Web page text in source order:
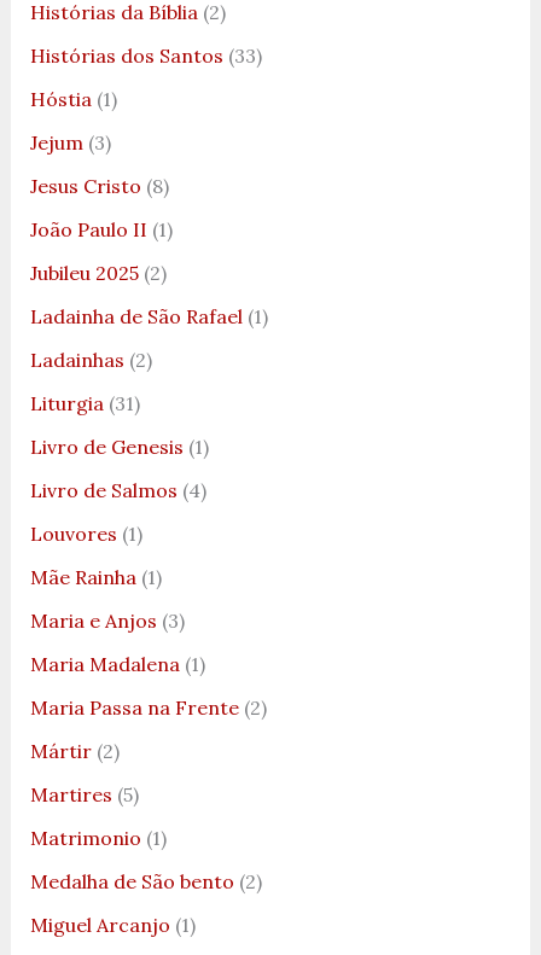
Histórias da Bíblia(2)
Histórias dos Santos (33)
Hóstia(1)
Jejum(3)
Jesus Cristo (8)
João Paulo II (1)
Jubileu 2025(2)
Ladainha de São Rafael(1)
Ladainhas (2)
Liturgia(31)
Livro de Genesis (1)
Livro de Salmos (4)
Louvores (1)
Mãe Rainha(1)
Maria e Anjos (3)
Maria Madalena(1)
Maria Passa na Frente(2)
Mártir(2)
Martires (5)
Matrimonio (1)
Medalha de São bento (2)
Miguel Arcanjo (1)